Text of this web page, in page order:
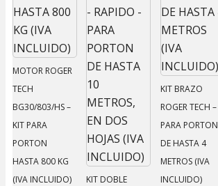
MOTOR ROGER
TECH
BG30/803/HS –
KIT PARA
PORTON
HASTA 800 KG
(IVA INCLUIDO)
KIT DOBLE
KIT BRAZO
ROGER TECH –
PARA PORTON
DE HASTA 4
METROS (IVA
INCLUIDO)